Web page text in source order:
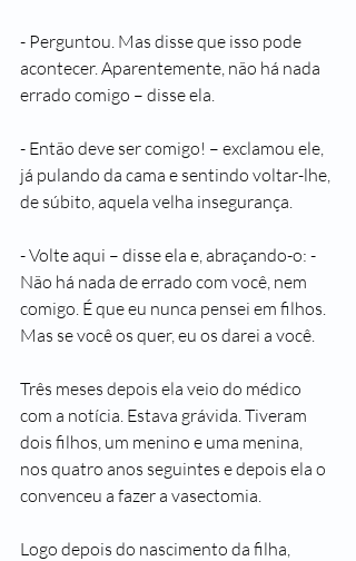
- Perguntou. Mas disse que isso pode
acontecer. Aparentemente, não há nada
errado comigo – disse ela.
- Então deve ser comigo! – exclamou ele,
já pulando da cama e sentindo voltar-lhe,
de súbito, aquela velha insegurança.
- Volte aqui – disse ela e, abraçando-o: -
Não há nada de errado com você, nem
comigo. É que eu nunca pensei em filhos.
Mas se você os quer, eu os darei a você.
Três meses depois ela veio do médico
com a notícia. Estava grávida. Tiveram
dois filhos, um menino e uma menina,
nos quatro anos seguintes e depois ela o
convenceu a fazer a vasectomia.
Logo depois do nascimento da filha,